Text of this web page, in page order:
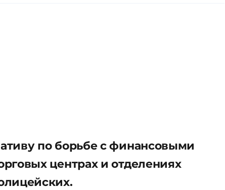
по борьбе с финансовыми
центрах и отделениях